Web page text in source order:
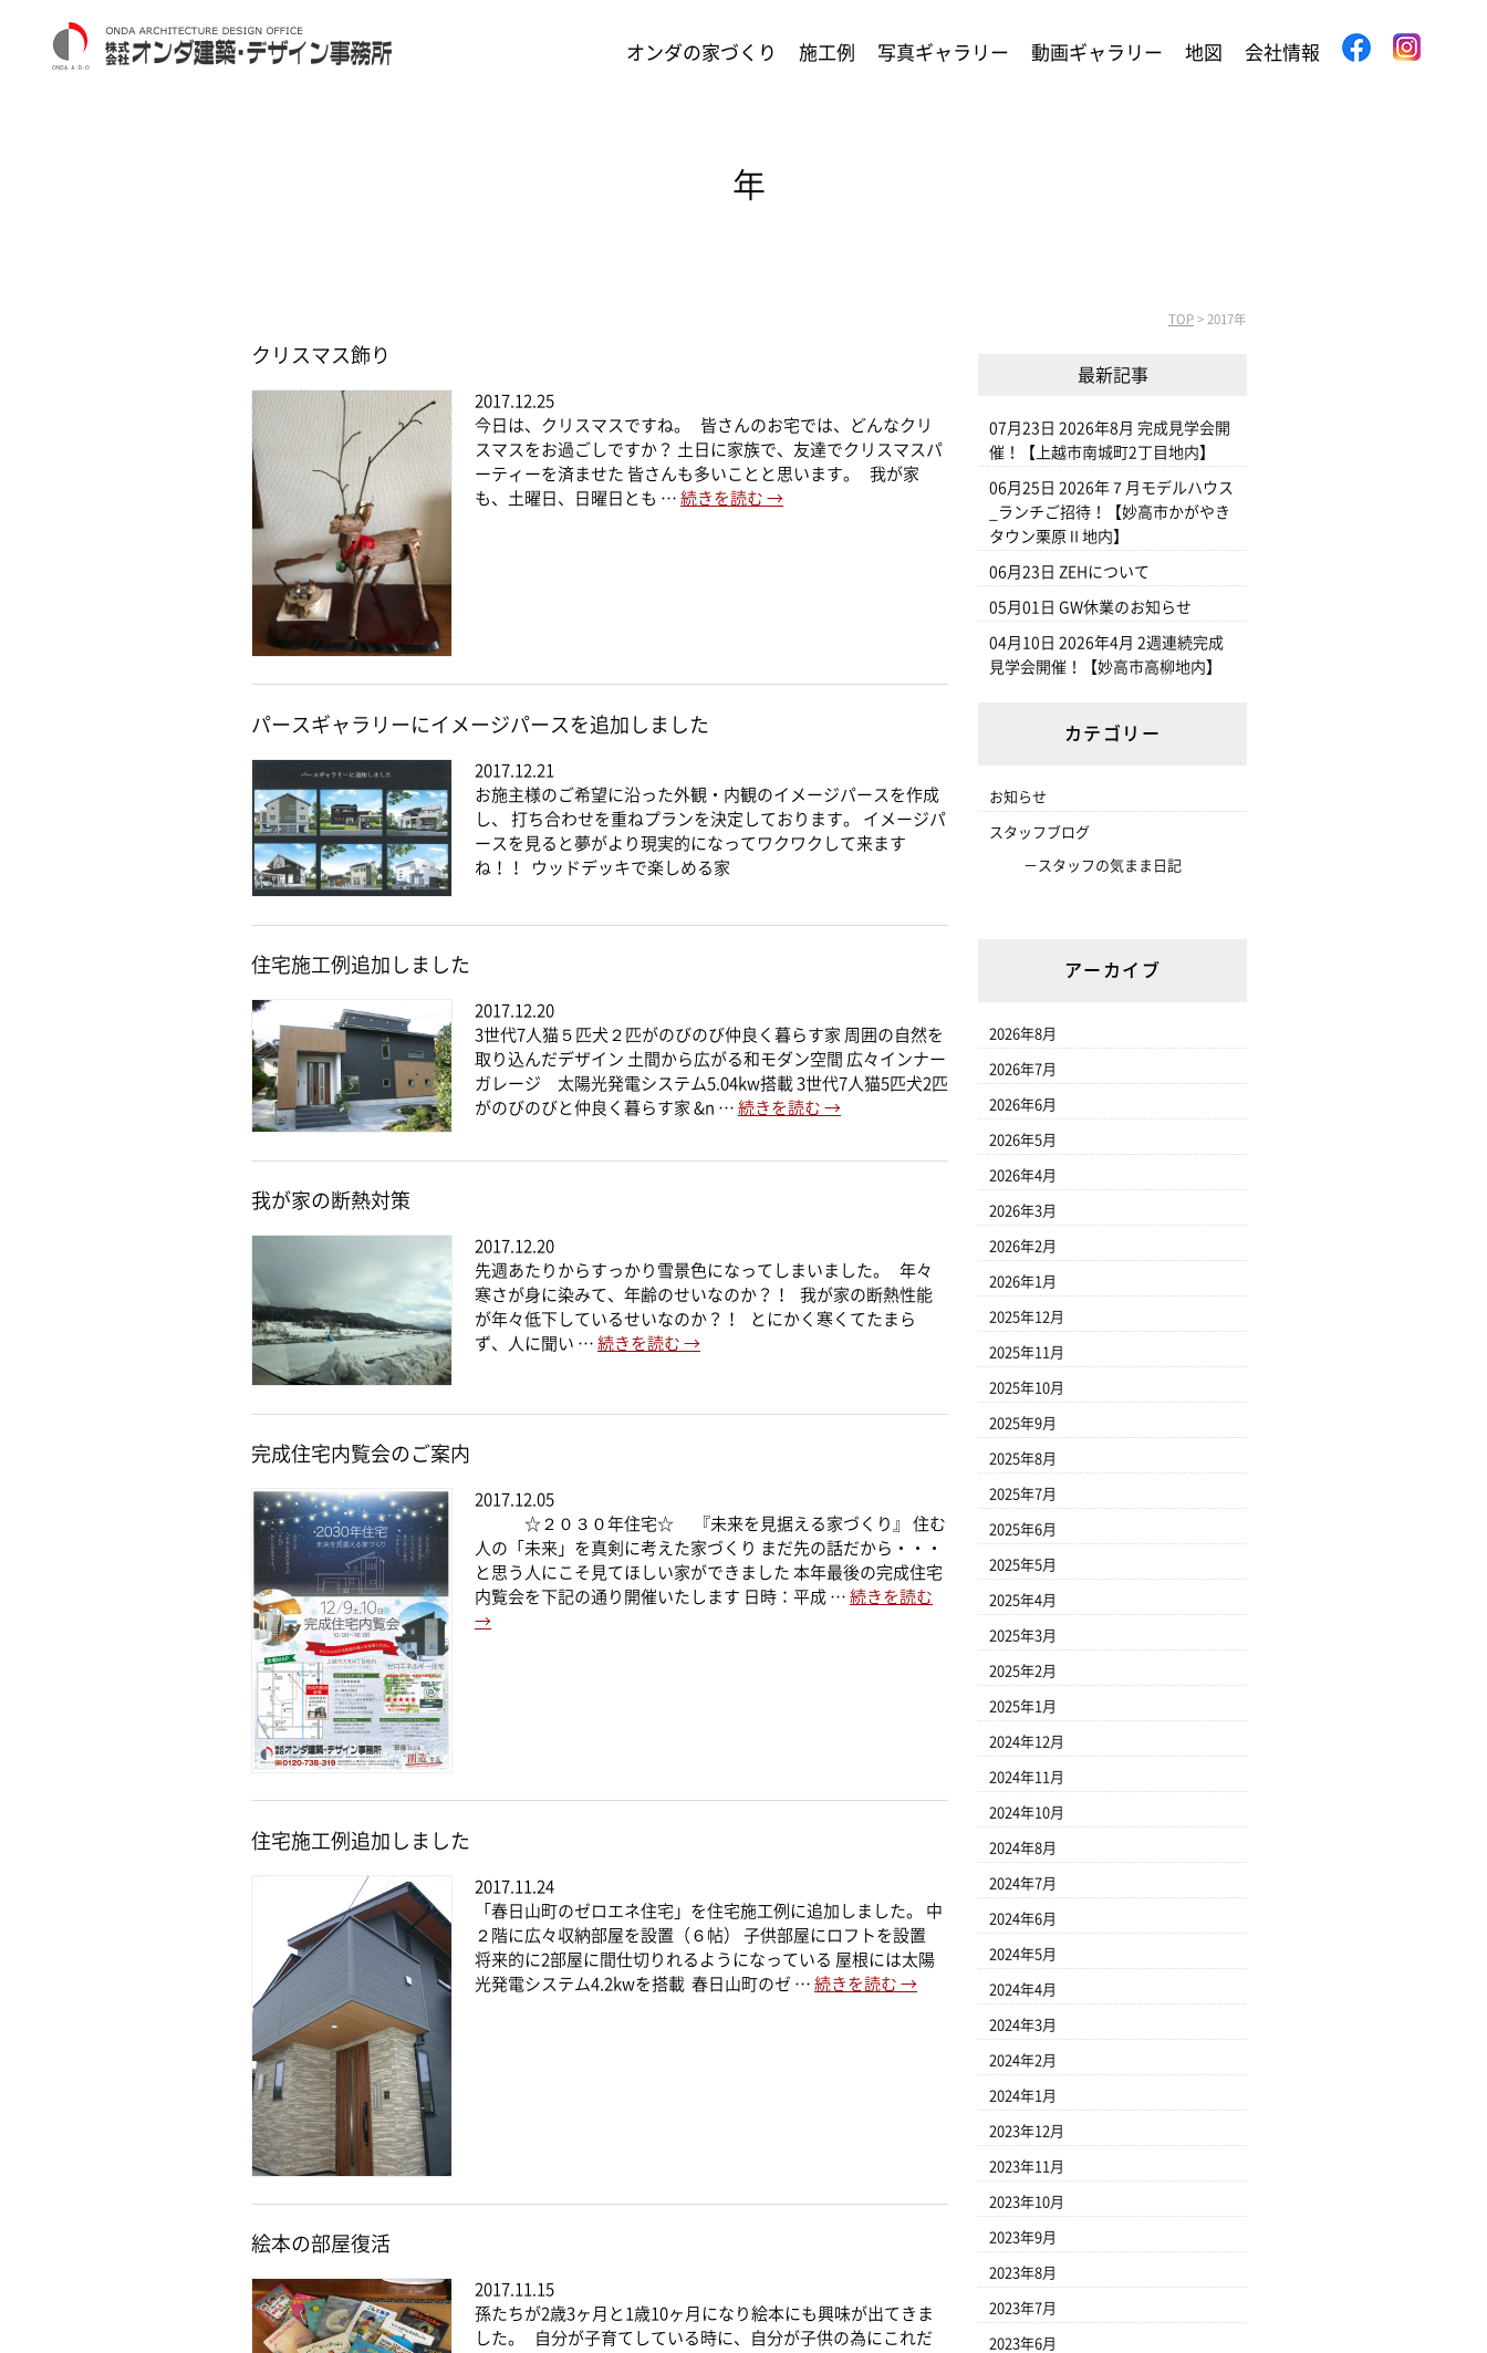
オンダの家づくり 施工例 写真ギャラリー 動画ギャラリー 地図 会社情報
年
TOP > 2017年
クリスマス飾り
2017.12.25
今日は、クリスマスですね。 皆さんのお宅では、どんなクリ
スマスをお過ごしですか？ 土日に家族で、友達でクリスマスパ
ーティーを済ませた 皆さんも多いことと思います。 我が家
も、土曜日、日曜日とも … 続きを読む →
パースギャラリーにイメージパースを追加しました
2017.12.21
お施主様のご希望に沿った外観・内観のイメージパースを作成
し、 打ち合わせを重ねプランを決定しております。 イメージパ
ースを見ると夢がより現実的になってワクワクして来ます
ね！！ ウッドデッキで楽しめる家
住宅施工例追加しました
2017.12.20
3世代7人猫５匹犬２匹がのびのび仲良く暮らす家 周囲の自然を
取り込んだデザイン 土間から広がる和モダン空間 広々インナー
ガレージ 太陽光発電システム5.04kw搭載 3世代7人猫5匹犬2匹
がのびのびと仲良く暮らす家 &n … 続きを読む →
我が家の断熱対策
2017.12.20
先週あたりからすっかり雪景色になってしまいました。 年々
寒さが身に染みて、年齢のせいなのか？！ 我が家の断熱性能
が年々低下しているせいなのか？！ とにかく寒くてたまら
ず、人に聞い … 続きを読む →
完成住宅内覧会のご案内
2017.12.05
☆２０３０年住宅☆ 『未来を見据える家づくり』 住む
人の「未来」を真剣に考えた家づくり まだ先の話だから・・・
と思う人にこそ見てほしい家ができました 本年最後の完成住宅
内覧会を下記の通り開催いたします 日時：平成 … 続きを読む
→
住宅施工例追加しました
2017.11.24
「春日山町のゼロエネ住宅」を住宅施工例に追加しました。 中
２階に広々収納部屋を設置（６帖） 子供部屋にロフトを設置
将来的に2部屋に間仕切りれるようになっている 屋根には太陽
光発電システム4.2kwを搭載 春日山町のゼ … 続きを読む →
絵本の部屋復活
2017.11.15
孫たちが2歳3ヶ月と1歳10ヶ月になり絵本にも興味が出てきま
した。 自分が子育てしている時に、自分が子供の為にこれだ
最新記事
07月23日 2026年8月 完成見学会開
催！【上越市南城町2丁目地内】
06月25日 2026年７月モデルハウス
_ランチご招待！【妙高市かがやき
タウン栗原Ⅱ地内】
06月23日 ZEHについて
05月01日 GW休業のお知らせ
04月10日 2026年4月 2週連続完成
見学会開催！【妙高市高柳地内】
カテゴリー
お知らせ
スタッフブログ
スタッフの気まま日記
アーカイブ
2026年8月
2026年7月
2026年6月
2026年5月
2026年4月
2026年3月
2026年2月
2026年1月
2025年12月
2025年11月
2025年10月
2025年9月
2025年8月
2025年7月
2025年6月
2025年5月
2025年4月
2025年3月
2025年2月
2025年1月
2024年12月
2024年11月
2024年10月
2024年8月
2024年7月
2024年6月
2024年5月
2024年4月
2024年3月
2024年2月
2024年1月
2023年12月
2023年11月
2023年10月
2023年9月
2023年8月
2023年7月
2023年6月